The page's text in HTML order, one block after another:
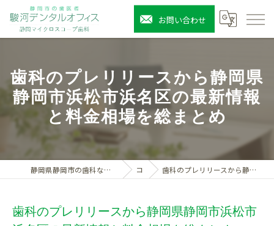
お問い合わせ
歯科のプレリリースから静岡県
静岡市浜松市浜名区の最新情報
と料金相場を総まとめ
静岡県静岡市の歯科なら駿河デンタルオフィス静岡マイクロスコープ歯科 コラム 歯科のプレリリースから静岡県静岡市浜松市浜名区の最新情報と料金相場を総まとめ
歯科のプレリリースから静岡県静岡市浜松市